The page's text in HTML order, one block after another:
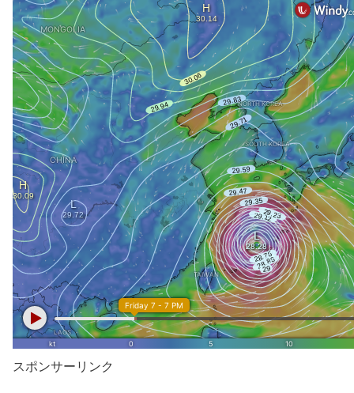
スポンサーリンク